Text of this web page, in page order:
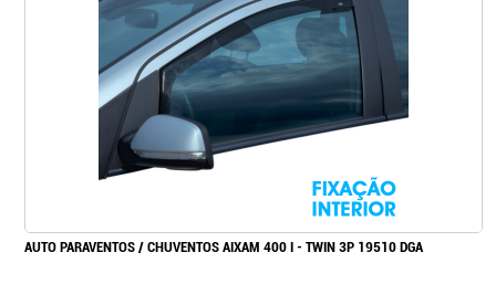
AUTO PARAVENTOS / CHUVENTOS AIXAM 400 I - TWIN 3P 19510 DGA
Continuar a comprar